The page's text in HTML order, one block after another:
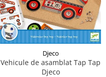
Djeco
Vehicule de asamblat Tap Tap
Djeco